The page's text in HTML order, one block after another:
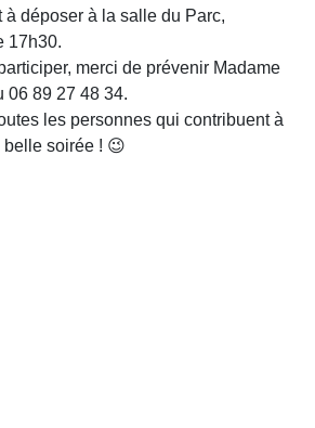
à déposer à la salle du Parc,
17h30.
merci de prévenir Madame
06 89 27 48 34.
les personnes qui contribuent à
belle soirée ! 😉